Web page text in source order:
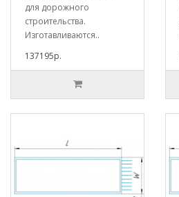
для дорожного
строительства.
Изготавливаются..
137195р.